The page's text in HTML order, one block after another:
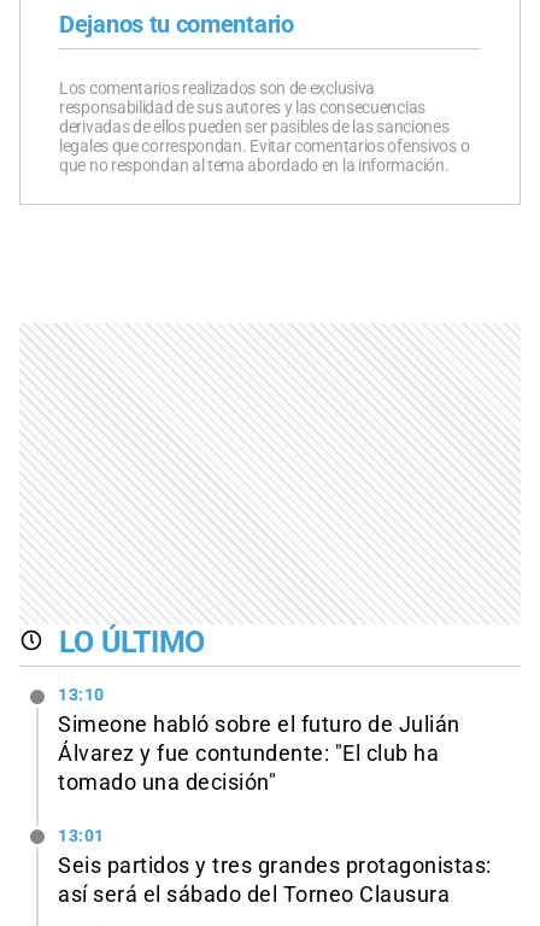
Dejanos tu comentario
Los comentarios realizados son de exclusiva
responsabilidad de sus autores y las consecuencias
derivadas de ellos pueden ser pasibles de las sanciones
legales que correspondan. Evitar comentarios ofensivos o
que no respondan al tema abordado en la información.
LO ÚLTIMO
13:10
Simeone habló sobre el futuro de Julián
Álvarez y fue contundente: "El club ha
tomado una decisión"
13:01
Seis partidos y tres grandes protagonistas:
así será el sábado del Torneo Clausura